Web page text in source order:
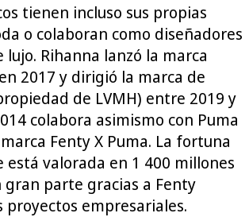
tienen incluso sus propias
o colaboran como diseñadores
lujo. Rihanna lanzó la marca
2017 y dirigió la marca de
de LVMH) entre 2019 y
colabora asimismo con Puma
Fenty X Puma. La fortuna
está valorada en 1 400 millones
gran parte gracias a Fenty
proyectos empresariales.